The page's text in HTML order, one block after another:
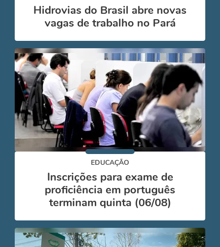
Hidrovias do Brasil abre novas
vagas de trabalho no Pará
EDUCAÇÃO
Inscrições para exame de
proficiência em português
terminam quinta (06/08)